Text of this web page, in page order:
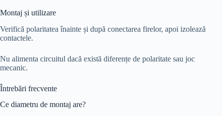
Montaj și utilizare
Verifică polaritatea înainte și după conectarea firelor, apoi izolează
contactele.
Nu alimenta circuitul dacă există diferențe de polaritate sau joc
mecanic.
Întrebări frecvente
Ce diametru de montaj are?